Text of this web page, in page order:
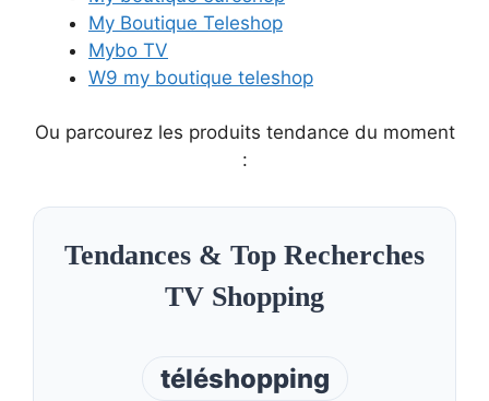
My Boutique Teleshop
Mybo TV
W9 my boutique teleshop
Ou parcourez les produits tendance du moment
:
Tendances & Top Recherches
TV Shopping
téléshopping